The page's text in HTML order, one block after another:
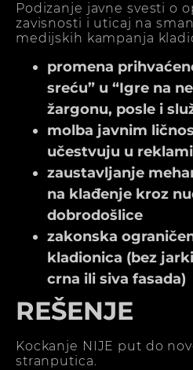
Podizanje javne svesti o
zavisnosti i uticaj na
medijskih kampanja
promena
sreću” u “Igre na
žargonu, posle i
molba javnim
učestvuju u
zaustavljanje
na klađenje kroz
dobrodošlice
zakonska
kladionica (bez
crna ili siva fasada)
REŠENJE
Kockanje NIJE put do
stranputica.